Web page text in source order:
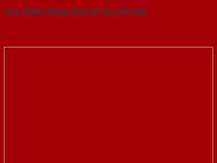
Cửa Thép Chống Cháy 2P van Gỗ-SGD